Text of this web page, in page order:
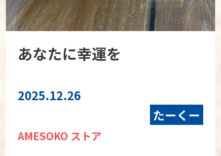
あなたに幸運を
2025.12.26
たーくー
AMESOKO ストア